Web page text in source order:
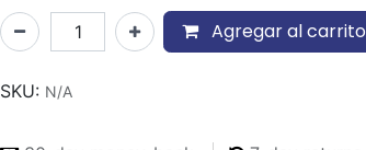
Agregar al carrito
SKU: N/A